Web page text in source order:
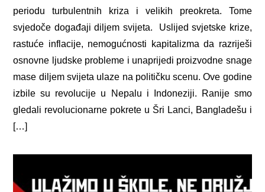
periodu turbulentnih kriza i velikih preokreta. Tome
svjedoče događaji diljem svijeta. Uslijed svjetske krize,
rastuće inflacije, nemogućnosti kapitalizma da razriješi
osnovne ljudske probleme i unaprijedi proizvodne snage
mase diljem svijeta ulaze na političku scenu. Ove godine
izbile su revolucije u Nepalu i Indoneziji. Ranije smo
gledali revolucionarne pokrete u Šri Lanci, Bangladešu i
[…]